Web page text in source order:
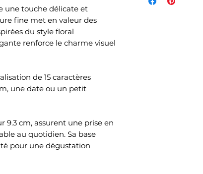
une touche délicate et
fine met en valeur des
du style floral
renforce le charme visuel
de 15 caractères
une date ou un petit
9.3 cm, assurent une prise en
au quotidien. Sa base
pour une dégustation